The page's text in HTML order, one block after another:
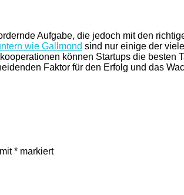
Aufgabe, die jedoch mit den
wie Gallmond sind nur einige der
können Startups die besten
Faktor für den Erfolg und das
* markiert